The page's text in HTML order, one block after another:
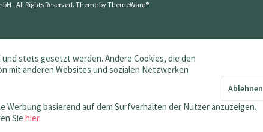
- All Rights Reserved. Theme byThemeWare®
stets gesetzt werden. Andere Cookies, die den
mit anderen Websites und sozialen Netzwerken
Werbung basierend auf dem Surfverhalten der Nutzer anzuzeigen.
Sie hier.
Ablehnen